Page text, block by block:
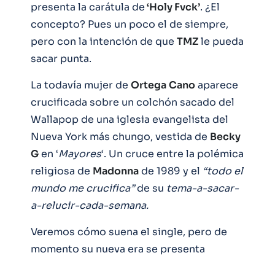
presenta la carátula de‘Holy Fvck’. ¿El
concepto? Pues un poco el de siempre,
pero con la intención de que TMZle pueda
sacar punta.
La todavía mujer de OrtegaCanoaparece
crucificada sobre un colchón sacado del
Wallapop de una iglesia evangelista del
Nueva York más chungo, vestida de Becky
Gen ‘Mayores‘. Un cruce entre la polémica
religiosa de Madonnade 1989 y el “todo el
mundo me crucifica”de su tema-a-sacar-
a-relucir-cada-semana.
Veremos cómo suena el single, pero de
momento su nueva era se presenta